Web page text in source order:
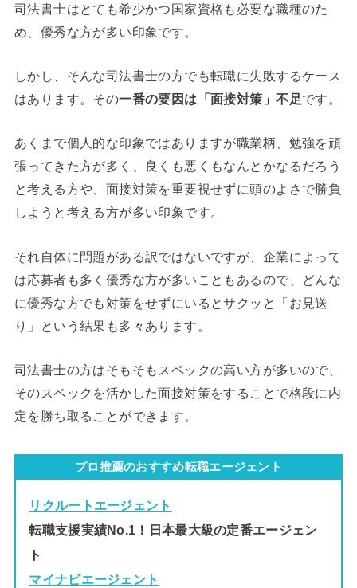
司法書士はとても希少かつ国家資格も必要な職種のた
め、優秀な方が多い印象です。
しかし、そんな司法書士の方でも転職に失敗するケース
はあります。その一番の要因は「面接対策」不足です。
あくまで個人的な印象ではありますが職業柄、勉強を頑
張ってきた方が多く、良くも悪くもなんとかなるだろう
と考える方や、面接対策を重要視せずに頭のよさで勝負
しようと考える方が多い印象です。
それ自体に問題がある訳ではないですが、企業によって
は応募者も多く優秀な方が多いこともあるので、どんな
に優秀な方でも対策をせずにいるとサクッと「お見送
り」という結果も多々あります。
司法書士の方はそもそもスペックの高い方が多いので、
そのスペックを活かした面接対策をすることで格段に内
定を勝ち取ることができます。
プロ推薦のおすすめ転職エージェント
リクルートエージェント
転職支援実績No.1！日本最大級の定番エージェン
ト
マイナビエージェント